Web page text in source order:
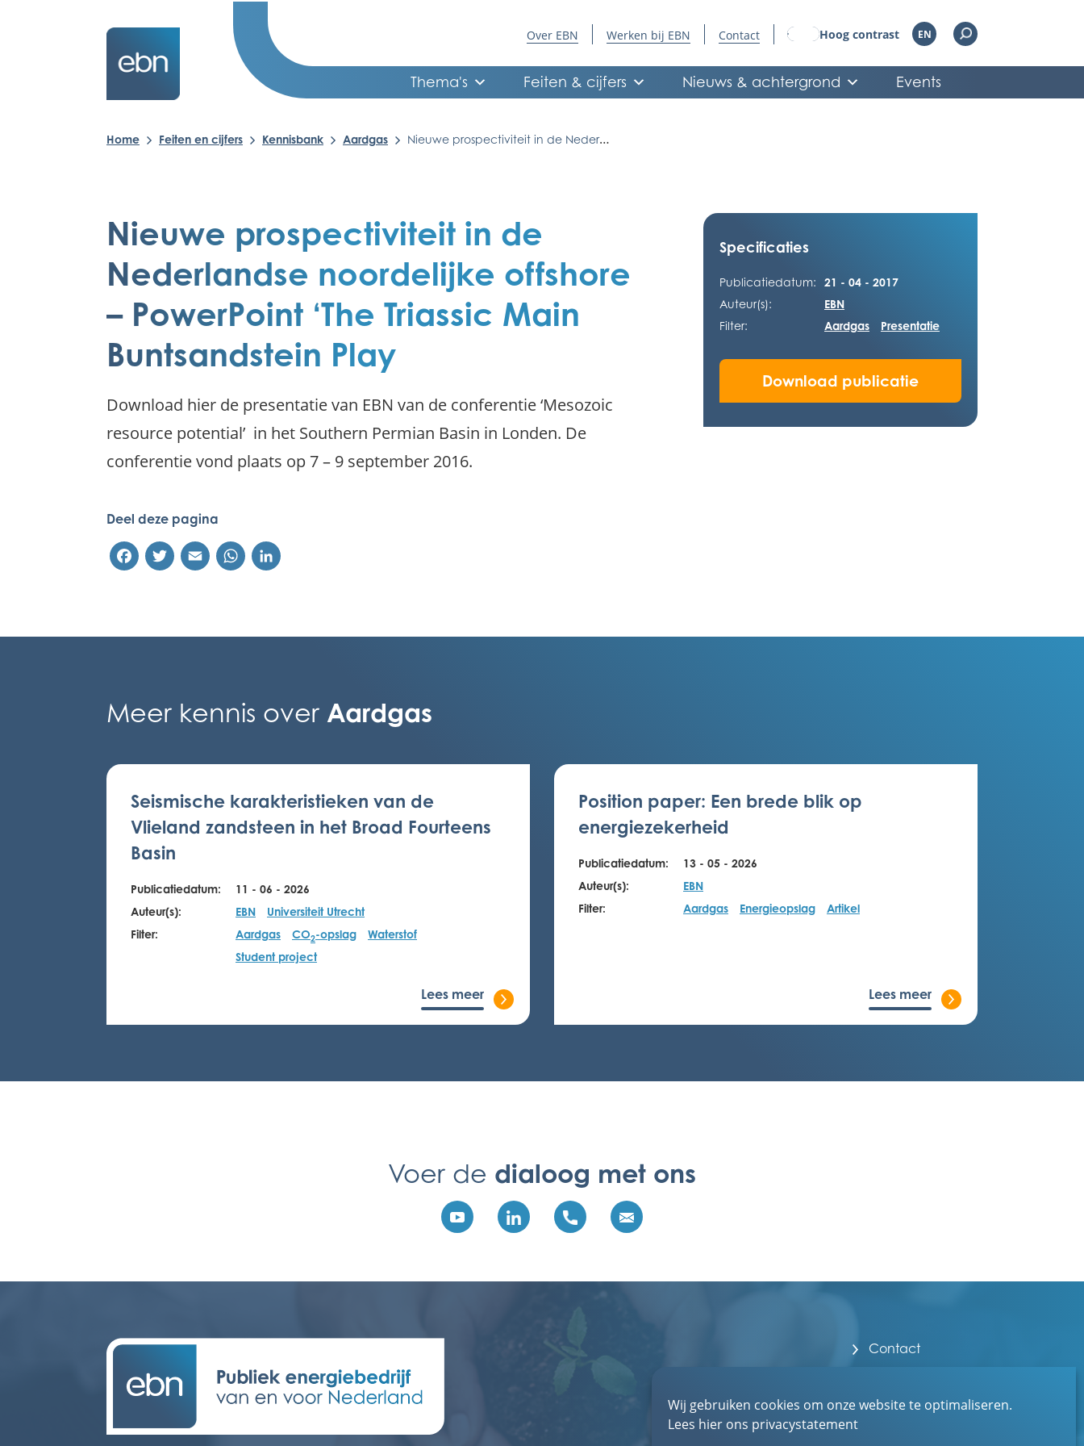
Wij gebruiken cookies om onze website te optimaliseren.
Lees hier ons privacystatement
Over EBN Werken bij EBN Contact Hoog contrast EN
Thema's Feiten & cijfers Nieuws & achtergrond Events
Home Feiten en cijfers Kennisbank Aardgas Nieuwe prospectiviteit in de Nederlandse noordelijke offshore – PowerPoint ‘The Triassic Main Buntsandstein Play
Nieuwe prospectiviteit in de
Nederlandse noordelijke offshore
– PowerPoint ‘The Triassic Main
Buntsandstein Play
Download hier de presentatie van EBN van de conferentie ‘Mesozoic
resource potential’ in het Southern Permian Basin in Londen. De
conferentie vond plaats op 7 – 9 september 2016.
Deel deze pagina
FacebookTwitterEmail WhatsApp
Specificaties
Publicatiedatum:
21 - 04 - 2017
Auteur(s):
EBN
Filter:
Aardgas Presentatie
Download publicatie
Meer kennis over Aardgas
Seismische karakteristieken van de
Vlieland zandsteen in het Broad Fourteens
Basin
Publicatiedatum:
11 - 06 - 2026
Auteur(s):
EBN
Universiteit Utrecht
Filter:
Aardgas CO2-opslag
Waterstof
Student project
Lees meer
Position paper: Een brede blik op
energiezekerheid
Publicatiedatum:
13 - 05 - 2026
Auteur(s):
EBN
Filter:
Aardgas Energieopslag Artikel
Lees meer
Voer de dialoog met ons
Contact
Werken bij EBN